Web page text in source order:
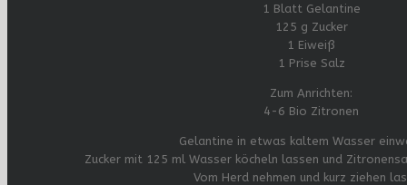
1 Blatt Gelantine
125 g Zucker
1 Eiweiß
1 Prise Salz
Zum Anrichten:
4-6 Bio Zitronen
Gelantine in etwas kaltem Wasser
Zucker mit 125 ml Wasser köcheln lassen und
Vom Herd nehmen und kurz ziehen